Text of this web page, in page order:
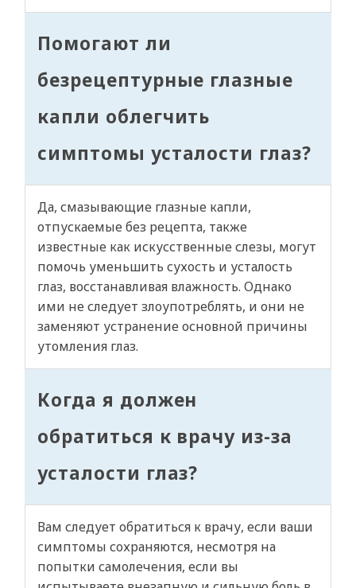
Помогают ли
безрецептурные глазные
капли облегчить
симптомы усталости глаз?
Да, смазывающие глазные капли,
отпускаемые без рецепта, также
известные как искусственные слезы, могут
помочь уменьшить сухость и усталость
глаз, восстанавливая влажность. Однако
ими не следует злоупотреблять, и они не
заменяют устранение основной причины
утомления глаз.
Когда я должен
обратиться к врачу из-за
усталости глаз?
Вам следует обратиться к врачу, если ваши
симптомы сохраняются, несмотря на
попытки самолечения, если вы